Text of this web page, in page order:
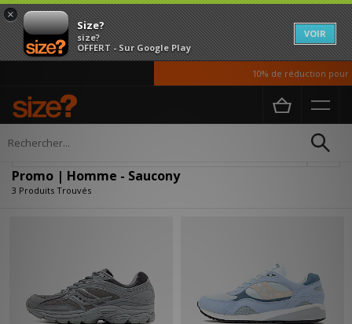
×
Size?
size?
OFFERT - Sur Google Play
VOIR
10% de réduction pour
Accueil Homme
Promo | Homme - Saucony
3 Produits Trouvés